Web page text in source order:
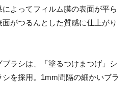
よってフィルム膜の表面が平ら
がつるんとした質感に仕上がり
ラシは、「塗るつけまつげ」シ
を採用。1mm間隔の細かいブラ